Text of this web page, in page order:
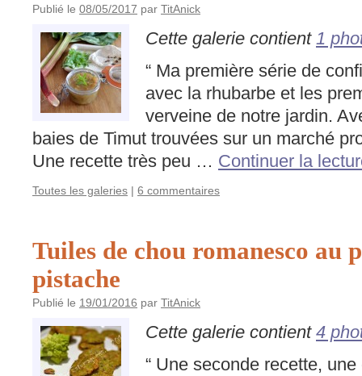
Publié le 08/05/2017 par TitAnick
Cette galerie contient 1
“ Ma première série de
avec la rhubarbe et les
verveine de notre jardin.
baies de Timut trouvées sur un marché
Une recette très peu … Continuer la
Toutes les galeries | 6 commentaires
Tuiles de chou romanesco au
pistache
Publié le 19/01/2016 par TitAnick
Cette galerie contient 4
“ Une seconde recette,